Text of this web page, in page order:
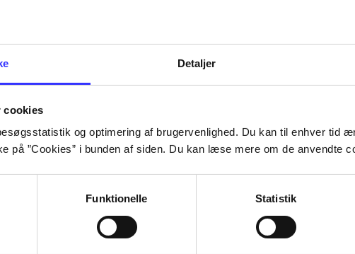
Detaljer
cookies
og optimering af brugervenlighed. Du kan til enhver tid
på ”Cookies” i bunden af siden. Du kan læse mere om de anvendte
Funktionelle Statistik